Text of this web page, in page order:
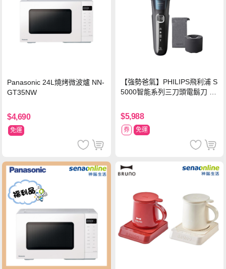
Panasonic 24L燒烤微波爐 NN-
GT35NW
$4,690
免運
【強勢爸氣】PHILIPS飛利浦 S
5000智能系列三刀頭電鬍刀 S5
$5,988
券 免運